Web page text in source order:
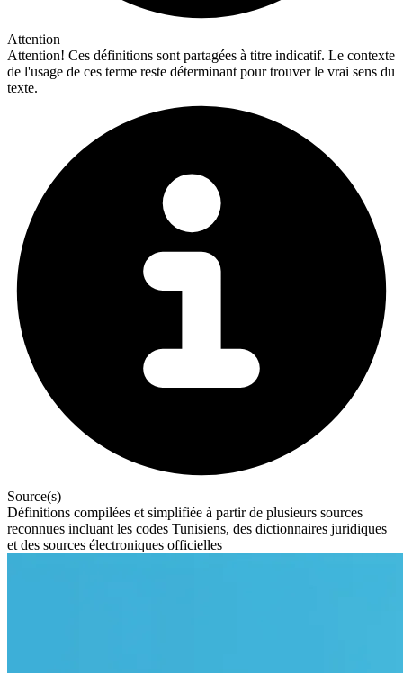
Attention
Attention! Ces définitions sont partagées à titre indicatif. Le contexte
de l'usage de ces terme reste déterminant pour trouver le vrai sens du
texte.
Source(s)
Définitions compilées et simplifiée à partir de plusieurs sources
reconnues incluant les codes Tunisiens, des dictionnaires juridiques
et des sources électroniques officielles